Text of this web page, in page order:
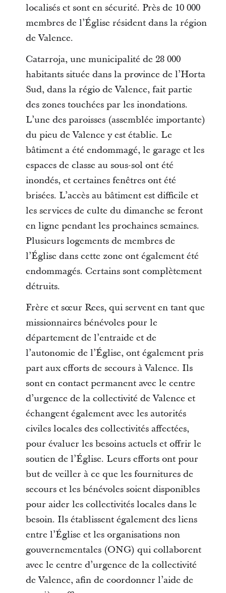
localisés et sont en sécurité. Près de 10 000
membres de l’Église résident dans la région
de Valence.
Catarroja, une municipalité de 28 000
habitants située dans la province de l’Horta
Sud, dans la régio de Valence, fait partie
des zones touchées par les inondations.
L’une des paroisses (assemblée importante)
du pieu de Valence y est établie. Le
bâtiment a été endommagé, le garage et les
espaces de classe au sous-sol ont été
inondés, et certaines fenêtres ont été
brisées. L’accès au bâtiment est difficile et
les services de culte du dimanche se feront
en ligne pendant les prochaines semaines.
Plusieurs logements de membres de
l’Église dans cette zone ont également été
endommagés. Certains sont complètement
détruits.
Frère et sœur Rees, qui servent en tant que
missionnaires bénévoles pour le
département de l’entraide et de
l’autonomie de l’Église, ont également pris
part aux efforts de secours à Valence. Ils
sont en contact permanent avec le centre
d’urgence de la collectivité de Valence et
échangent également avec les autorités
civiles locales des collectivités affectées,
pour évaluer les besoins actuels et offrir le
soutien de l’Église. Leurs efforts ont pour
but de veiller à ce que les fournitures de
secours et les bénévoles soient disponibles
pour aider les collectivités locales dans le
besoin. Ils établissent également des liens
entre l’Église et les organisations non
gouvernementales (ONG) qui collaborent
avec le centre d’urgence de la collectivité
de Valence, afin de coordonner l’aide de